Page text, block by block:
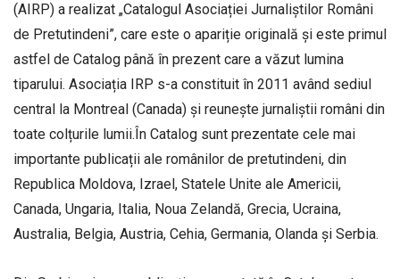
(AIRP) a realizat „Catalogul Asociației Jurnaliștilor Români
de Pretutindeni”, care este o apariție originală și este primul
astfel de Catalog până în prezent care a văzut lumina
tiparului. Asociația IRP s-a constituit în 2011 având sediul
central la Montreal (Canada) și reunește jurnaliștii români din
toate colțurile lumii.În Catalog sunt prezentate cele mai
importante publicații ale românilor de pretutindeni, din
Republica Moldova, Izrael, Statele Unite ale Americii,
Canada, Ungaria, Italia, Noua Zelandă, Grecia, Ucraina,
Australia, Belgia, Austria, Cehia, Germania, Olanda și Serbia.